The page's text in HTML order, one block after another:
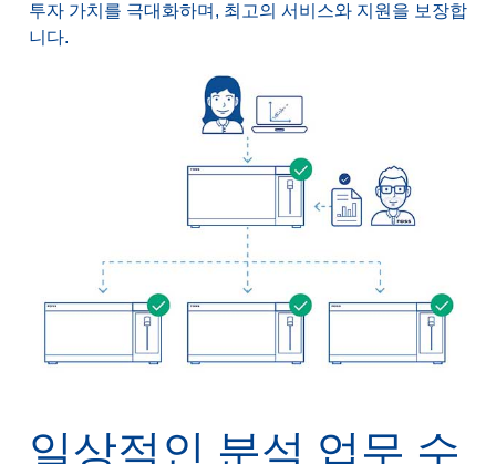
투자 가치를 극대화하며, 최고의 서비스와 지원을 보장합
니다.
일상적인 분석 업무 수